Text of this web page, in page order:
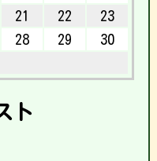
21 22
23
28 29
30
ト